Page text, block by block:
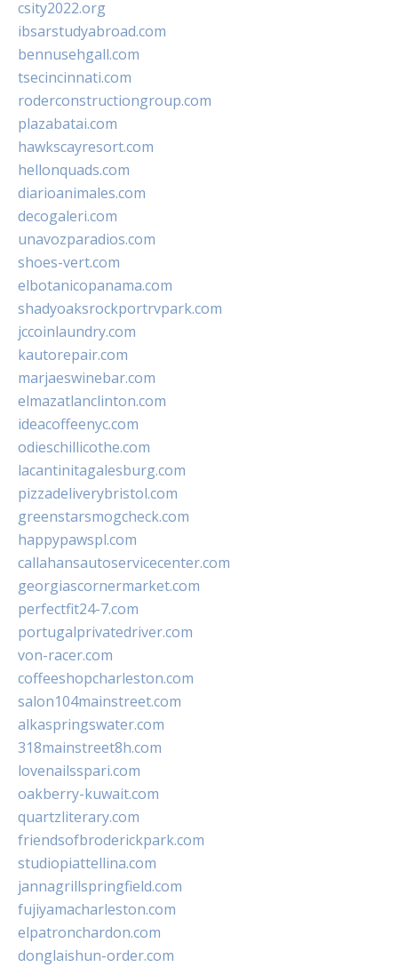
csity2022.org
ibsarstudyabroad.com
bennusehgall.com
tsecincinnati.com
roderconstructiongroup.com
plazabatai.com
hawkscayresort.com
hellonquads.com
diarioanimales.com
decogaleri.com
unavozparadios.com
shoes-vert.com
elbotanicopanama.com
shadyoaksrockportrvpark.com
jccoinlaundry.com
kautorepair.com
marjaeswinebar.com
elmazatlanclinton.com
ideacoffeenyc.com
odieschillicothe.com
lacantinitagalesburg.com
pizzadeliverybristol.com
greenstarsmogcheck.com
happypawspl.com
callahansautoservicecenter.com
georgiascornermarket.com
perfectfit24-7.com
portugalprivatedriver.com
von-racer.com
coffeeshopcharleston.com
salon104mainstreet.com
alkaspringswater.com
318mainstreet8h.com
lovenailsspari.com
oakberry-kuwait.com
quartzliterary.com
friendsofbroderickpark.com
studiopiattellina.com
jannagrillspringfield.com
fujiyamacharleston.com
elpatronchardon.com
donglaishun-order.com